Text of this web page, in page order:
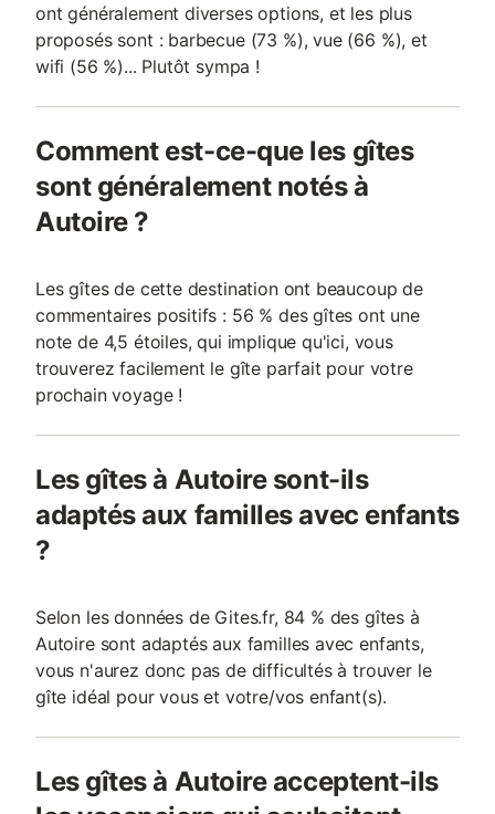
ont généralement diverses options, et les plus
proposés sont : barbecue (73 %), vue (66 %), et
wifi (56 %)... Plutôt sympa !
Comment est-ce-que les gîtes
sont généralement notés à
Autoire ?
Les gîtes de cette destination ont beaucoup de
commentaires positifs : 56 % des gîtes ont une
note de 4,5 étoiles, qui implique qu'ici, vous
trouverez facilement le gîte parfait pour votre
prochain voyage !
Les gîtes à Autoire sont-ils
adaptés aux familles avec enfants
?
Selon les données de Gites.fr, 84 % des gîtes à
Autoire sont adaptés aux familles avec enfants,
vous n'aurez donc pas de difficultés à trouver le
gîte idéal pour vous et votre/vos enfant(s).
Les gîtes à Autoire acceptent-ils